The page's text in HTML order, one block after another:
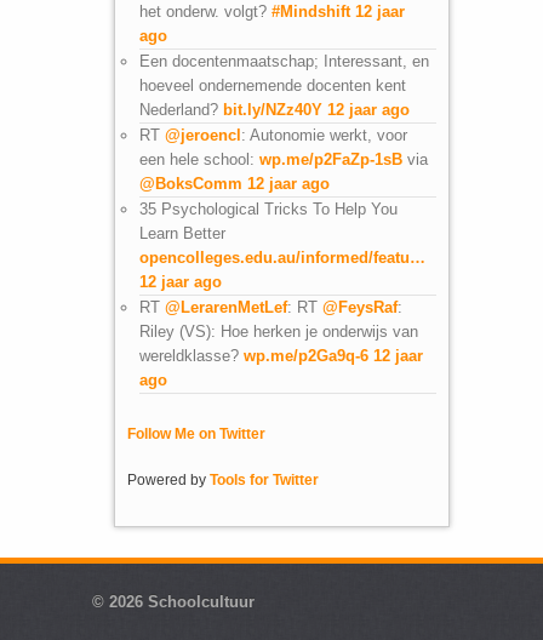
het onderw. volgt? #Mindshift 12 jaar
ago
Een docentenmaatschap; Interessant, en
hoeveel ondernemende docenten kent
Nederland? bit.ly/NZz40Y 12 jaar ago
RT @jeroencl: Autonomie werkt, voor
een hele school: wp.me/p2FaZp-1sB via
@BoksComm 12 jaar ago
35 Psychological Tricks To Help You
Learn Better
opencolleges.edu.au/informed/featu…
12 jaar ago
RT @LerarenMetLef: RT @FeysRaf:
Riley (VS): Hoe herken je onderwijs van
wereldklasse? wp.me/p2Ga9q-6 12 jaar
ago
Follow Me on Twitter
Powered by Tools for Twitter
© 2026 Schoolcultuur